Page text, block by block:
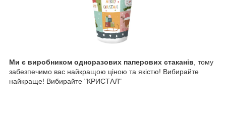
Ми є виробником одноразових паперових стаканів , тому
забезпечимо вас найкращою ціною та якістю! Вибирайте
найкраще! Вибирайте "КРИСТАЛ"